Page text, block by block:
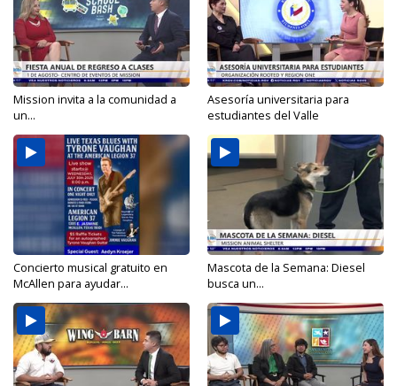
Mission invita a la comunidad a
un...
Asesoría universitaria para
estudiantes del Valle
Concierto musical gratuito en
McAllen para ayudar...
Mascota de la Semana: Diesel
busca un...